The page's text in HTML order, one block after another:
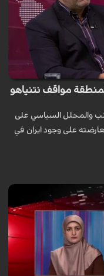
مواقف نتنياهو
والمحلل السياسي على
على وجود ايران في